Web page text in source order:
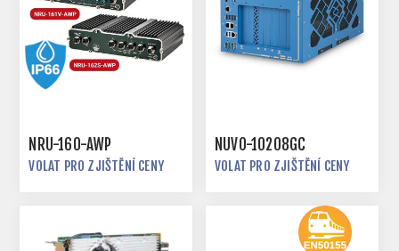
NRU-160-AWP
VOLAT PRO ZJIŠTĚNÍ CENY
NUVO-10208GC
VOLAT PRO ZJIŠTĚNÍ CENY